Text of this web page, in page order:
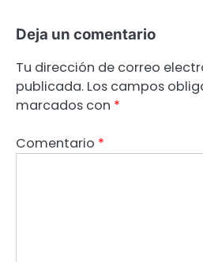
Deja un comentario
Tu dirección de correo
publicada. Los campos
marcados con *
Comentario *